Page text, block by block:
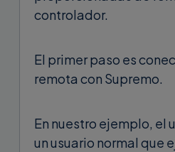
controlador.
El primer paso es
remota con Supremo.
En nuestro ejemplo, el
un usuario normal que